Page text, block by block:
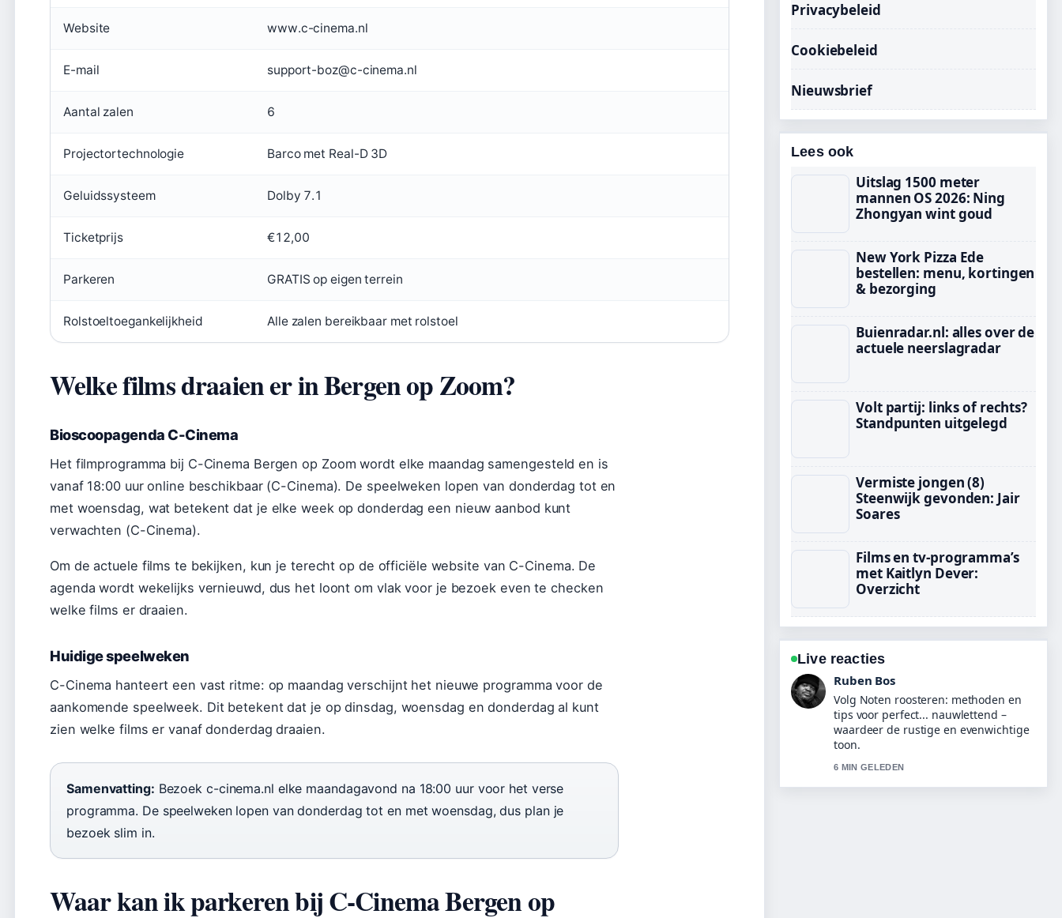
Website www.c-cinema.nl
E-mail support-boz@c-cinema.nl
Aantal zalen 6
Projectortechnologie Barco met Real-D 3D
Geluidssysteem Dolby 7.1
Ticketprijs €12,00
Parkeren GRATIS op eigen terrein
Rolstoeltoegankelijkheid Alle zalen bereikbaar met rolstoel
Welke films draaien er in Bergen op Zoom?
Bioscoopagenda C-Cinema
Het filmprogramma bij C-Cinema Bergen op Zoom wordt elke maandag samengesteld en is
vanaf 18:00 uur online beschikbaar (C-Cinema). De speelweken lopen van donderdag tot en
met woensdag, wat betekent dat je elke week op donderdag een nieuw aanbod kunt
verwachten (C-Cinema).
Om de actuele films te bekijken, kun je terecht op de officiële website van C-Cinema. De
agenda wordt wekelijks vernieuwd, dus het loont om vlak voor je bezoek even te checken
welke films er draaien.
Huidige speelweken
C-Cinema hanteert een vast ritme: op maandag verschijnt het nieuwe programma voor de
aankomende speelweek. Dit betekent dat je op dinsdag, woensdag en donderdag al kunt
zien welke films er vanaf donderdag draaien.
Samenvatting: Bezoek c-cinema.nl elke maandagavond na 18:00 uur voor het verse
programma. De speelweken lopen van donderdag tot en met woensdag, dus plan je
bezoek slim in.
Waar kan ik parkeren bij C-Cinema Bergen op
Privacybeleid
Cookiebeleid
Nieuwsbrief
Lees ook
Uitslag 1500 meter
mannen OS 2026: Ning
Zhongyan wint goud
New York Pizza Ede
bestellen: menu, kortingen
& bezorging
Buienradar.nl: alles over de
actuele neerslagradar
Volt partij: links of rechts?
Standpunten uitgelegd
Vermiste jongen (8)
Steenwijk gevonden: Jair
Soares
Films en tv-programma’s
met Kaitlyn Dever:
Overzicht
Live reacties
Sanne Bakker
Nuttige context bij Snowboard 2026
Olympische Spelen – programma
&#038;.... Houd deze live-updates
alsjeblieft gaande.
8 MIN GELEDEN